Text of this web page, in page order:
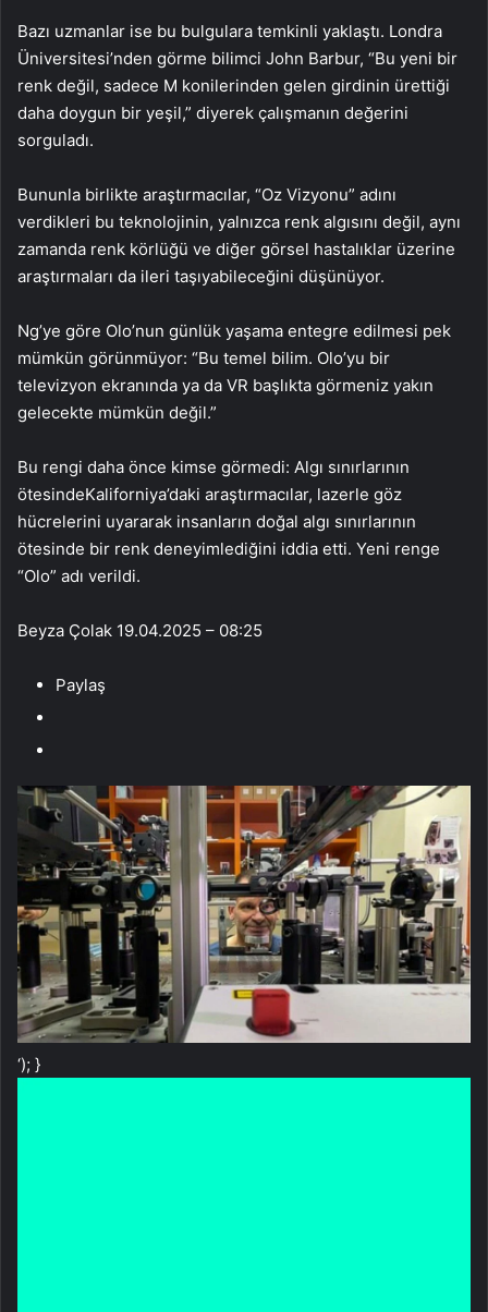
Bazı uzmanlar ise bu bulgulara temkinli yaklaştı. Londra
Üniversitesi’nden görme bilimci John Barbur, “Bu yeni bir
renk değil, sadece M konilerinden gelen girdinin ürettiği
daha doygun bir yeşil,” diyerek çalışmanın değerini
sorguladı.
Bununla birlikte araştırmacılar, “Oz Vizyonu” adını
verdikleri bu teknolojinin, yalnızca renk algısını değil, aynı
zamanda renk körlüğü ve diğer görsel hastalıklar üzerine
araştırmaları da ileri taşıyabileceğini düşünüyor.
Ng’ye göre Olo’nun günlük yaşama entegre edilmesi pek
mümkün görünmüyor: “Bu temel bilim. Olo’yu bir
televizyon ekranında ya da VR başlıkta görmeniz yakın
gelecekte mümkün değil.”
Bu rengi daha önce kimse görmedi: Algı sınırlarının
ötesindeKaliforniya’daki araştırmacılar, lazerle göz
hücrelerini uyararak insanların doğal algı sınırlarının
ötesinde bir renk deneyimlediğini iddia etti. Yeni renge
“Olo” adı verildi.
Beyza Çolak 19.04.2025 – 08:25
Paylaş
‘); }